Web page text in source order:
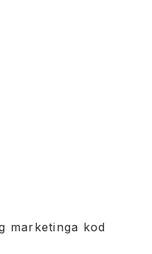
marketinga kod